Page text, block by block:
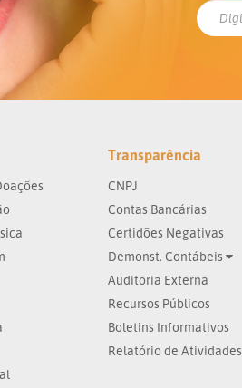
Transparência
CNPJ
Contas Bancárias
Certidões Negativas
Demonst. Contábeis
Auditoria Externa
Recursos Públicos
Boletins Informativos
Relatório de Atividades